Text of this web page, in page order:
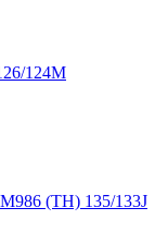
124M
(TH) 135/133J